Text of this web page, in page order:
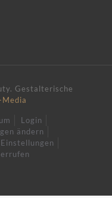
Gestalterische
Media
Login
ändern